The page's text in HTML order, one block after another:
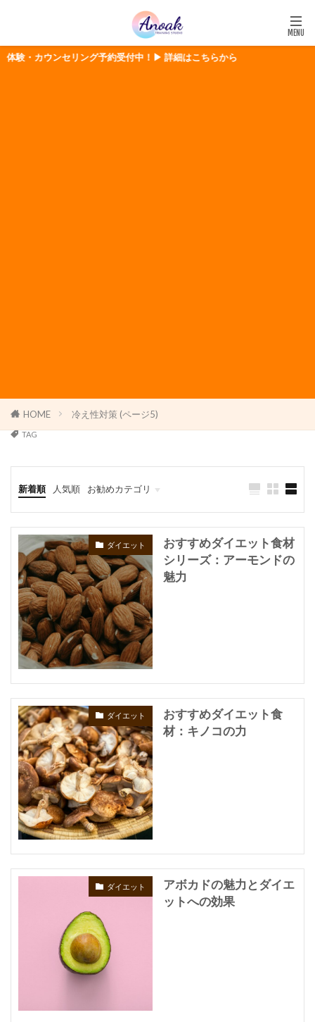
・カウンセリング予約受付中！▶ 詳細はこちらから
HOME 冷え性対策 (ページ5)
TAG
新着順 人気順 お勧めカテゴリ
パーソナルトレーニング・パーソナルジム
ダイエット
トレーニング
よもぎ蒸し
ダイエット
おすすめダイエット食材
シリーズ：アーモンドの
魅力
ダイエット
おすすめダイエット食
材：キノコの力
ダイエット
アボカドの魅力とダイエ
ットへの効果